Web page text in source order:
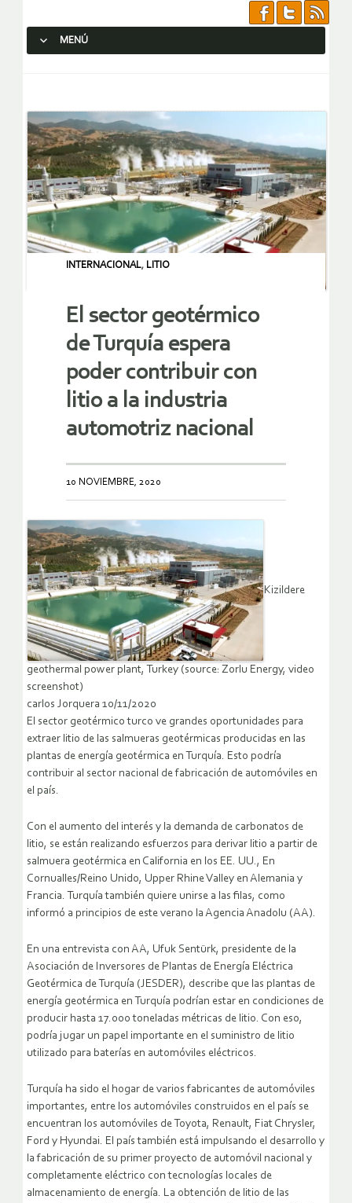
MENÚ
INTERNACIONAL, LITIO
El sector geotérmico
de Turquía espera
poder contribuir con
litio a la industria
automotriz nacional
10 NOVIEMBRE, 2020
Kizildere
geothermal power plant, Turkey (source: Zorlu Energy, video
screenshot)
carlos Jorquera 10/11/2020
El sector geotérmico turco ve grandes oportunidades para
extraer litio de las salmueras geotérmicas producidas en las
plantas de energía geotérmica en Turquía. Esto podría
contribuir al sector nacional de fabricación de automóviles en
el país.
Con el aumento del interés y la demanda de carbonatos de
litio, se están realizando esfuerzos para derivar litio a partir de
salmuera geotérmica en California en los EE. UU., En
Cornualles/Reino Unido, Upper Rhine Valley en Alemania y
Francia. Turquía también quiere unirse a las filas, como
informó a principios de este verano la Agencia Anadolu (AA).
En una entrevista con AA, Ufuk Sentürk, presidente de la
Asociación de Inversores de Plantas de Energía Eléctrica
Geotérmica de Turquía (JESDER), describe que las plantas de
energía geotérmica en Turquía podrían estar en condiciones de
producir hasta 17.000 toneladas métricas de litio. Con eso,
podría jugar un papel importante en el suministro de litio
utilizado para baterías en automóviles eléctricos.
Turquía ha sido el hogar de varios fabricantes de automóviles
importantes, entre los automóviles construidos en el país se
encuentran los automóviles de Toyota, Renault, Fiat Chrysler,
Ford y Hyundai. El país también está impulsando el desarrollo y
la fabricación de su primer proyecto de automóvil nacional y
completamente eléctrico con tecnologías locales de
almacenamiento de energía. La obtención de litio de las